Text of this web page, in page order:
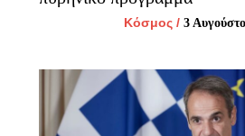
Κόσμος / 3